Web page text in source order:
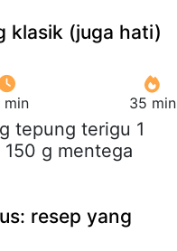
klasik (juga hati)
min 35 min
tepung terigu 1
g mentega
resep yang